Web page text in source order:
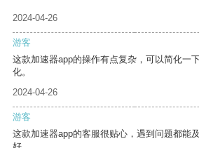
2024-04-26
游客
这款加速器app的操作有点复杂，可以简化一
化。
2024-04-26
游客
这款加速器app的客服很贴心，遇到问题都能